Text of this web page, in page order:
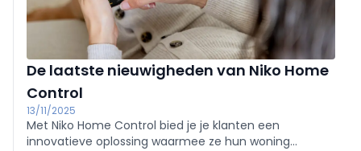
De laatste nieuwigheden van Niko Home
Control
13/11/2025
Met Niko Home Control bied je je klanten een
innovatieve oplossing waarmee ze hun woning